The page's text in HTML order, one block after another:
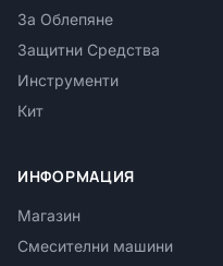
За Облепяне
Защитни Средства
Инструменти
Кит
ИНФОРМАЦИЯ
Магазин
Смесителни машини